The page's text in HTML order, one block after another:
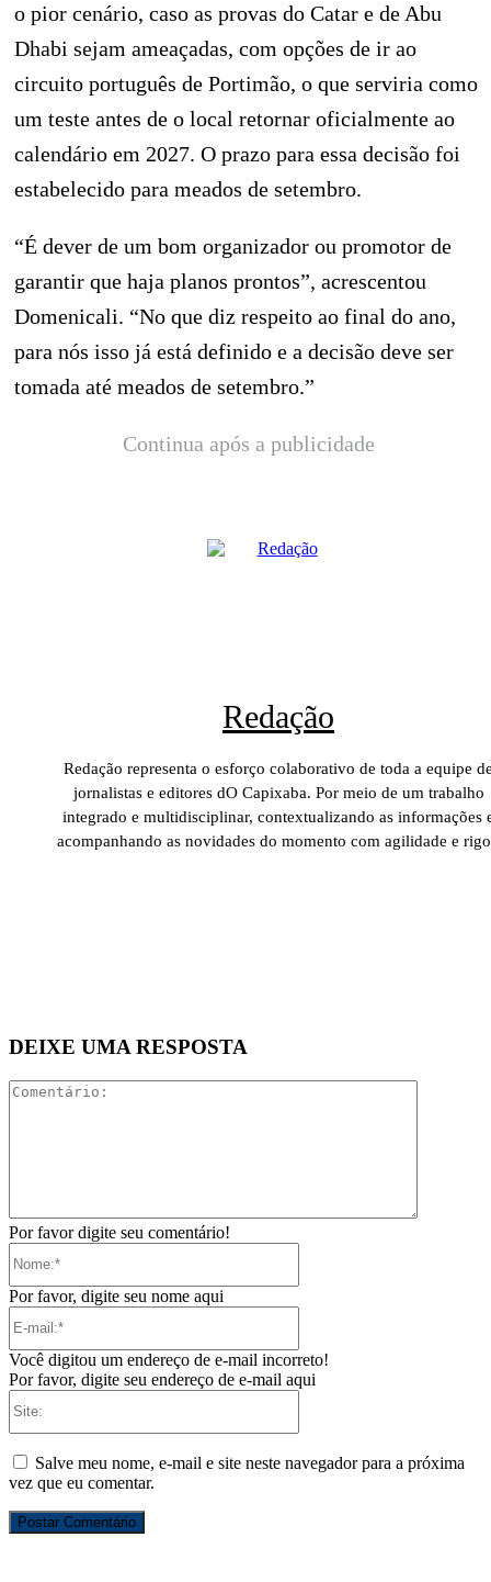
o pior cenário, caso as provas do Catar e de Abu
Dhabi sejam ameaçadas, com opções de ir ao
circuito português de Portimão, o que serviria como
um teste antes de o local retornar oficialmente ao
calendário em 2027. O prazo para essa decisão foi
estabelecido para meados de setembro.
“É dever de um bom organizador ou promotor de
garantir que haja planos prontos”, acrescentou
Domenicali. “No que diz respeito ao final do ano,
para nós isso já está definido e a decisão deve ser
tomada até meados de setembro.”
Continua após a publicidade
Redação
Redação representa o esforço colaborativo de toda a equipe
jornalistas e editores dO Capixaba. Por meio de um trabalho
integrado e multidisciplinar, contextualizando as informações
acompanhando as novidades do momento com agilidade e
DEIXE UMA RESPOSTA
Por favor digite seu comentário!
Por favor, digite seu nome aqui
Você digitou um endereço de e-mail incorreto!
Por favor, digite seu endereço de e-mail aqui
Salve meu nome, e-mail e site neste navegador para a próxima
vez que eu comentar.